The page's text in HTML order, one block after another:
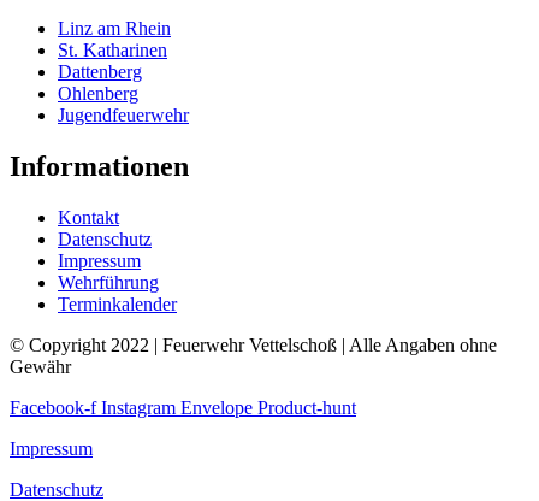
Linz am Rhein
St. Katharinen
Dattenberg
Ohlenberg
Jugendfeuerwehr
Informationen
Kontakt
Datenschutz
Impressum
Wehrführung
Terminkalender
© Copyright 2022 | Feuerwehr Vettelschoß | Alle Angaben ohne
Gewähr
Facebook-f Instagram Envelope Product-hunt
Impressum
Datenschutz